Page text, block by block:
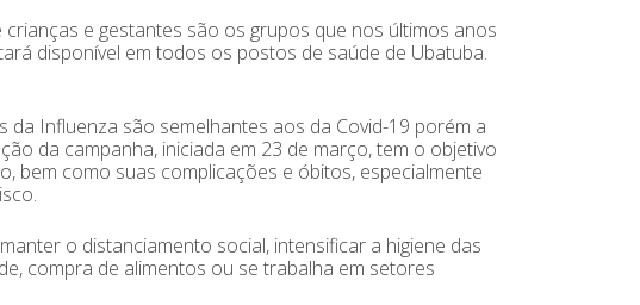
e gestantes são os grupos que nos últimos anos
disponível em todos os postos de saúde de Ubatuba.
Influenza são semelhantes aos da Covid-19 porém a
da campanha, iniciada em 23 de março, tem o objetivo
bem como suas complicações e óbitos, especialmente
o distanciamento social, intensificar a higiene das
compra de alimentos ou se trabalha em setores